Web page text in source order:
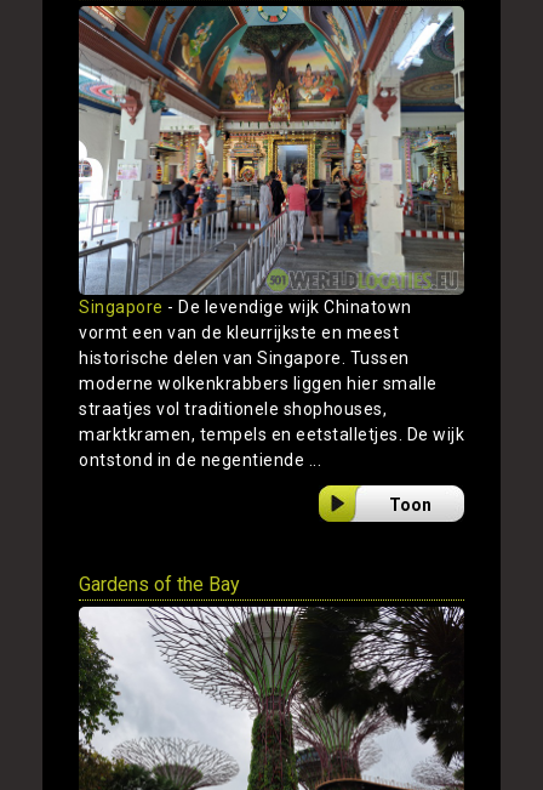
Singapore - De levendige wijk Chinatown
vormt een van de kleurrijkste en meest
historische delen van Singapore. Tussen
moderne wolkenkrabbers liggen hier smalle
straatjes vol traditionele shophouses,
marktkramen, tempels en eetstalletjes. De wijk
ontstond in de negentiende ...
Toon
Gardens of the Bay